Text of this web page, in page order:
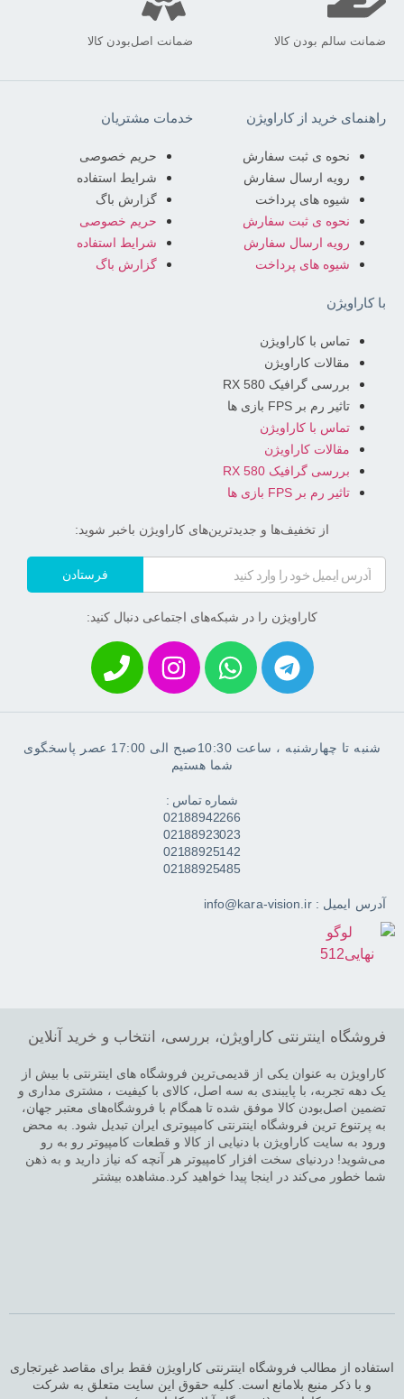
ضمانت سالم بودن کالا ضمانت اصل‌بودن کالا
راهنمای خرید از کاراویژن
نحوه ی ثبت سفارش
رویه ارسال سفارش
شیوه های پرداخت
نحوه ی ثبت سفارش
رویه ارسال سفارش
شیوه های پرداخت
خدمات مشتریان
حریم خصوصی
شرایط استفاده
گزارش باگ
حریم خصوصی
شرایط استفاده
گزارش باگ
با کاراویژن
تماس با کاراویژن
مقالات کاراویژن
بررسی گرافیک RX 580
تاثیر رم بر FPS بازی ها
تماس با کاراویژن
مقالات کاراویژن
بررسی گرافیک RX 580
تاثیر رم بر FPS بازی ها
از تخفیف‌ها و جدیدترین‌های کاراویژن باخبر شوید:
فرستادن
کاراویژن را در شبکه‌های اجتماعی دنبال کنید:
شنبه تا چهارشنبه ، ساعت 10:30صبح الی 17:00 عصر پاسخگوی
شما هستیم
شماره تماس :
02188942266
02188923023
02188925142
02188925485
آدرس ایمیل : info@kara-vision.ir
فروشگاه اینترنتی کاراویژن، بررسی، انتخاب و خرید آنلاین
کاراویژن به عنوان یکی از قدیمی‌ترین فروشگاه های اینترنتی با بیش از
یک دهه تجربه، با پایبندی به سه اصل، کالای با کیفیت ، مشتری مداری و
تضمین اصل‌بودن کالا موفق شده تا همگام با فروشگاه‌های معتبر جهان،
به پرتنوع ترین فروشگاه اینترنتی کامپیوتری ایران تبدیل شود. به محض
ورود به سایت کاراویژن با دنیایی از کالا و قطعات کامپیوتر رو به رو
می‌شوید! دردنیای سخت افزار کامپیوتر هر آنچه که نیاز دارید و به ذهن
شما خطور می‌کند در اینجا پیدا خواهید کرد.مشاهده بیشتر
استفاده از مطالب فروشگاه اینترنتی کاراویژن فقط برای مقاصد غیرتجاری
و با ذکر منبع بلامانع است. کلیه حقوق این سایت متعلق به شرکت